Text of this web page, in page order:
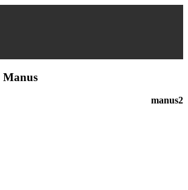
Manus